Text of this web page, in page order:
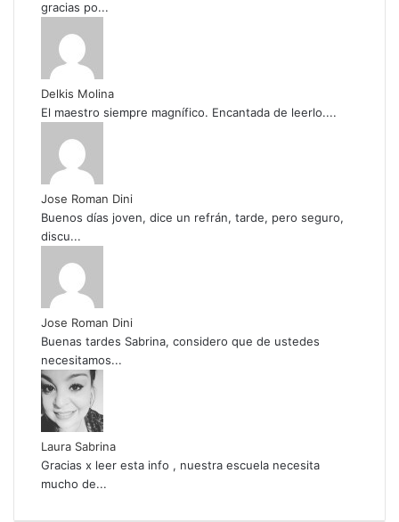
gracias po...
Delkis Molina
El maestro siempre magnífico. Encantada de leerlo....
Jose Roman Dini
Buenos días joven, dice un refrán, tarde, pero seguro,
discu...
Jose Roman Dini
Buenas tardes Sabrina, considero que de ustedes
necesitamos...
Laura Sabrina
Gracias x leer esta info , nuestra escuela necesita
mucho de...